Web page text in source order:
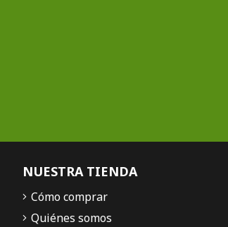
NUESTRA TIENDA
Cómo comprar
Quiénes somos